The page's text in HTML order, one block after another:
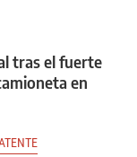
tras el fuerte
en